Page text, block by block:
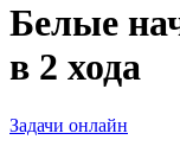
Белые
в 2 хода
Задачи онлайн